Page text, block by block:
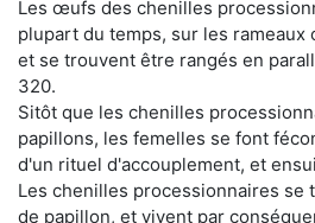
Les œufs des chenilles
plupart du temps, sur les rameaux
et se trouvent être rangés en
320.
Sitôt que les chenilles
papillons, les femelles se font
d'un rituel d'accouplement, et
Les chenilles processionnaires se
de papillon, et vivent par